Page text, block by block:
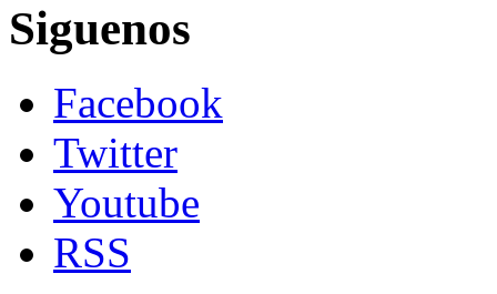
Siguenos
Facebook
Twitter
Youtube
RSS